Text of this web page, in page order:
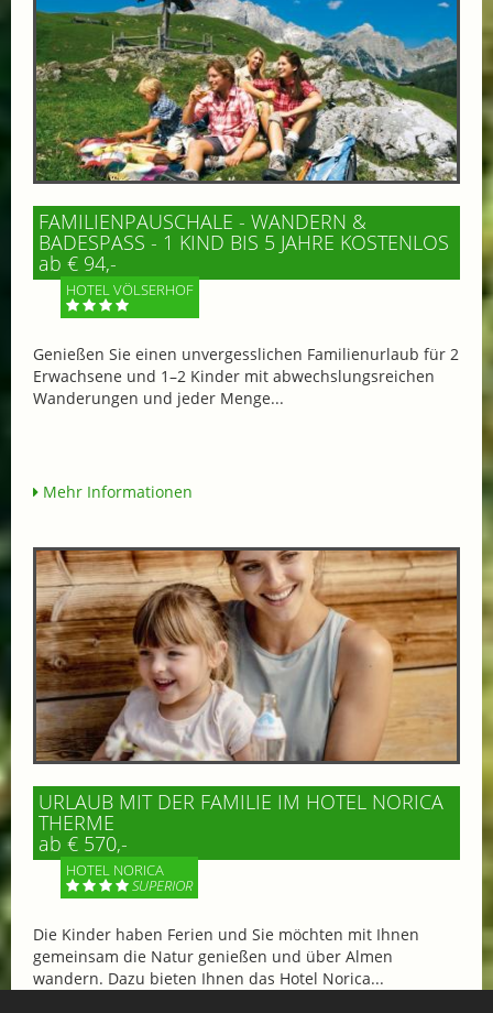
FAMILIENPAUSCHALE - WANDERN &
BADESPASS - 1 KIND BIS 5 JAHRE KOSTENLOS
ab € 94,-
HOTEL VÖLSERHOF
Genießen Sie einen unvergesslichen Familienurlaub für 2
Erwachsene und 1–2 Kinder mit abwechslungsreichen
Wanderungen und jeder Menge...
Mehr Informationen
URLAUB MIT DER FAMILIE IM HOTEL NORICA
THERME
ab € 570,-
HOTEL NORICA
SUPERIOR
Die Kinder haben Ferien und Sie möchten mit Ihnen
gemeinsam die Natur genießen und über Almen
wandern. Dazu bieten Ihnen das Hotel Norica...